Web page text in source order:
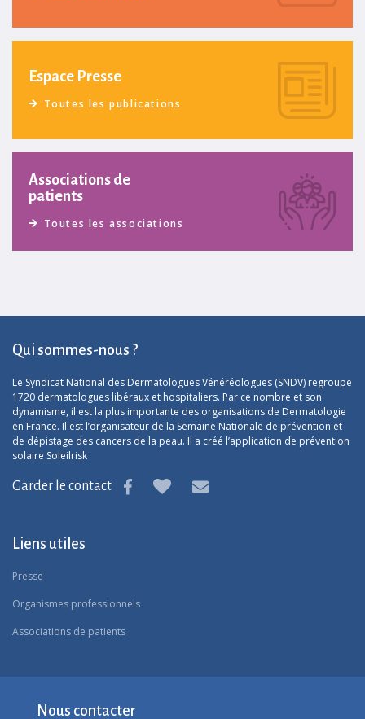
Espace Presse
Toutes les publications
Associations de
patients
Toutes les associations
Qui sommes-nous ?
Le Syndicat National des Dermatologues Vénéréologues (SNDV) regroupe
1720 dermatologues libéraux et hospitaliers. Par ce nombre et son
dynamisme, il est la plus importante des organisations de Dermatologie
en France. Il est l’organisateur de la Semaine Nationale de prévention et
de dépistage des cancers de la peau. Il a créé l’application de prévention
solaire Soleilrisk
Garder le contact
Liens utiles
Presse
Organismes professionnels
Associations de patients
Nous contacter